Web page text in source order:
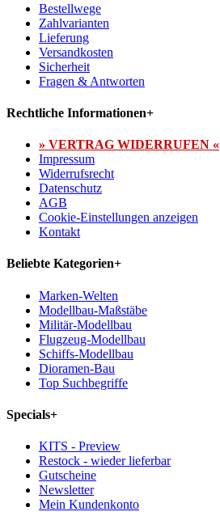
Bestellwege
Zahlvarianten
Lieferung
Versandkosten
Sicherheit
Fragen & Antworten
Rechtliche Informationen+
» VERTRAG WIDERRUFEN «
Impressum
Widerrufsrecht
Datenschutz
AGB
Cookie-Einstellungen anzeigen
Kontakt
Beliebte Kategorien+
Marken-Welten
Modellbau-Maßstäbe
Militär-Modellbau
Flugzeug-Modellbau
Schiffs-Modellbau
Dioramen-Bau
Top Suchbegriffe
Specials+
KITS - Preview
Restock - wieder lieferbar
Gutscheine
Newsletter
Mein Kundenkonto